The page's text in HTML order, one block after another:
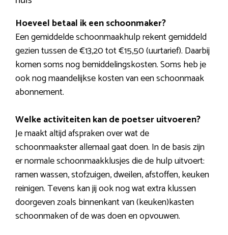
Hoeveel betaal ik een schoonmaker?
Een gemiddelde schoonmaakhulp rekent gemiddeld
gezien tussen de €13,20 tot €15,50 (uurtarief). Daarbij
komen soms nog bemiddelingskosten. Soms heb je
ook nog maandelijkse kosten van een schoonmaak
abonnement.
Welke activiteiten kan de poetser uitvoeren?
Je maakt altijd afspraken over wat de
schoonmaakster allemaal gaat doen. In de basis zijn
er normale schoonmaakklusjes die de hulp uitvoert:
ramen wassen, stofzuigen, dweilen, afstoffen, keuken
reinigen. Tevens kan jij ook nog wat extra klussen
doorgeven zoals binnenkant van (keuken)kasten
schoonmaken of de was doen en opvouwen.